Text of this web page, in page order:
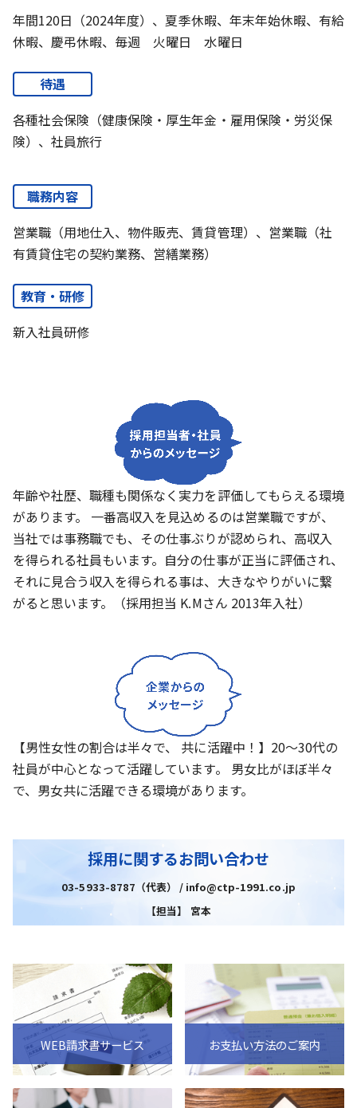
年間120日（2024年度）、夏季休暇、年末年始休暇、有給
休暇、慶弔休暇、毎週 火曜日 水曜日
待遇
各種社会保険（健康保険・厚生年金・雇用保険・労災保
険）、社員旅行
職務内容
営業職（用地仕入、物件販売、賃貸管理）、営業職（社
有賃貸住宅の契約業務、営繕業務）
教育・研修
新入社員研修
年齢や社歴、職種も関係なく実力を評価してもらえる環境
があります。 一番高収入を見込めるのは営業職ですが、
当社では事務職でも、その仕事ぶりが認められ、高収入
を得られる社員もいます。自分の仕事が正当に評価され、
それに見合う収入を得られる事は、大きなやりがいに繋
がると思います。（採用担当 K.Mさん 2013年入社）
【男性女性の割合は半々で、 共に活躍中！】20～30代の
社員が中心となって活躍しています。 男女比がほぼ半々
で、男女共に活躍できる環境があります。
採用に関するお問い合わせ
03-5933-8787（代表） / info@ctp-1991.co.jp
【担当】 宮本
WEB請求書サービス お支払い方法のご案内